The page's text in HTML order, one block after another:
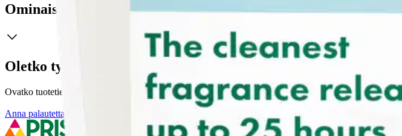
Ominaisuudet
Oletko tyytyväinen tuotetietoihin?
Ovatko tuotetiedot riittävät? Jos tuotetiedoissa on puutteita tai niitä voisi muuten parantaa, anna palautetta.
Anna palautetta